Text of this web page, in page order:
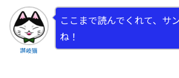
讃岐猫
ここまで読んでくれて、サ
ね！